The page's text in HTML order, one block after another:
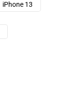
iPhone 13